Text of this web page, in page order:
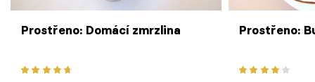
Prostřeno: Domácí zmrzlina Prostřeno: